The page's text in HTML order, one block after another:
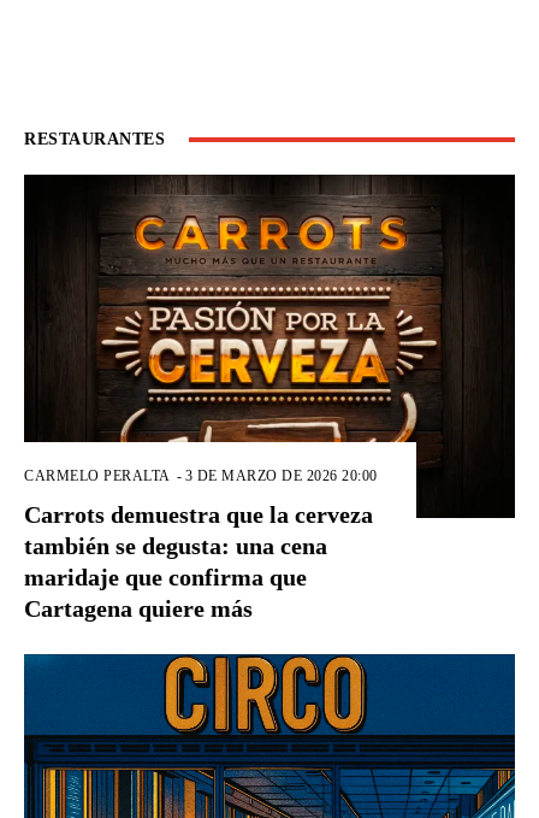
RESTAURANTES
CARMELO PERALTA - 3 DE MARZO DE 2026 20:00
Carrots demuestra que la cerveza
también se degusta: una cena
maridaje que confirma que
Cartagena quiere más